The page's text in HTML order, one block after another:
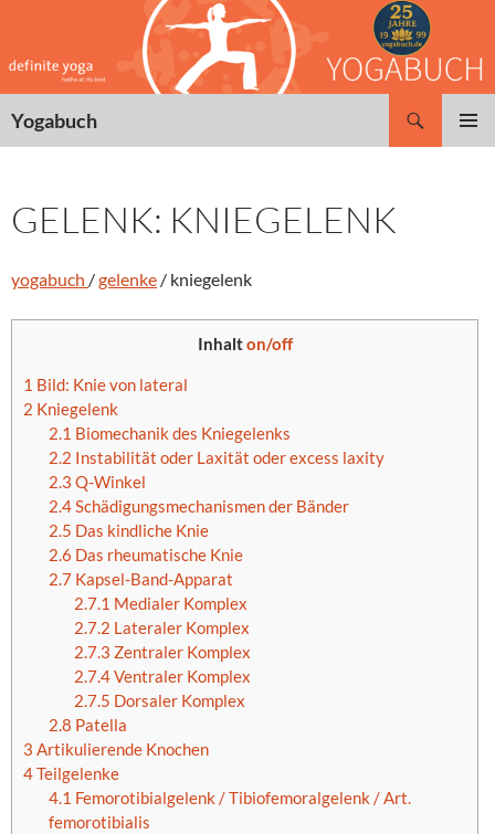
springen
Yogabuch
GELENK: KNIEGELENK
yogabuch /gelenke / kniegelenk
Inhalton/off
1 Bild: Knie von lateral
2 Kniegelenk
2.1 Biomechanik des Kniegelenks
2.2 Instabilität oder Laxität oder excess laxity
2.3 Q-Winkel
2.4Schädigungsmechanismen der Bänder
2.5 Das kindliche Knie
2.6 Das rheumatische Knie
2.7Kapsel-Band-Apparat
2.7.1 Medialer Komplex
2.7.2 Lateraler Komplex
2.7.3 Zentraler Komplex
2.7.4Ventraler Komplex
2.7.5 Dorsaler Komplex
2.8 Patella
3 Artikulierende Knochen
4Teilgelenke
4.1 Femorotibialgelenk / Tibiofemoralgelenk / Art.
femorotibialis